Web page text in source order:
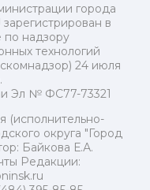
города
в
надзору
технологий
24 июля
Эл № ФС77-73321
(исполнительно-
округа "Город
Байкова Е.А.
Редакции: